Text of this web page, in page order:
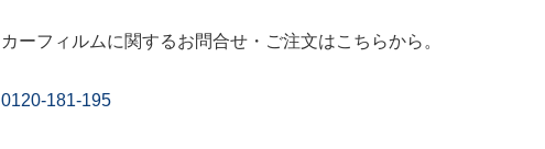
カーフィルムに関するお問合せ・ご注文はこちらから。
0120-181-195